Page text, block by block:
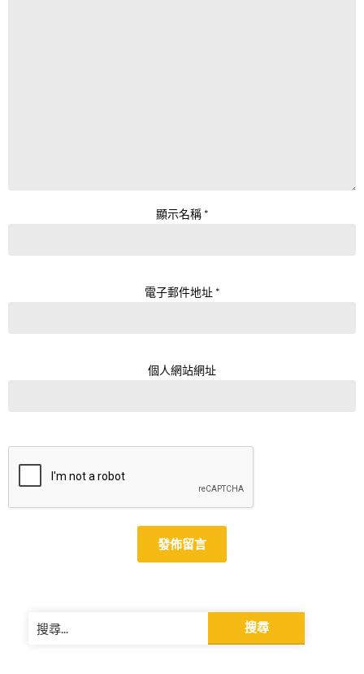
顯示名稱 *
電子郵件地址 *
個人網站網址
搜
尋